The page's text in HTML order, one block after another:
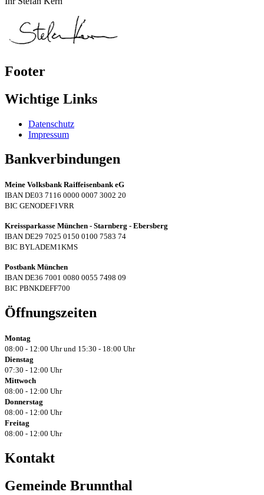
Footer
Wichtige Links
Datenschutz
Impressum
Bankverbindungen
Meine Volksbank Raiffeisenbank eG
IBAN DE03 7116 0000 0007 3002 20
BIC GENODEF1VRR
Kreissparkasse München - Starnberg - Ebersberg
IBAN DE29 7025 0150 0100 7583 74
BIC BYLADEM1KMS
Postbank München
IBAN DE36 7001 0080 0055 7498 09
BIC PBNKDEFF700
Öffnungszeiten
Montag
08:00 - 12:00 Uhr und 15:30 - 18:00 Uhr
Dienstag
07:30 - 12:00 Uhr
Mittwoch
08:00 - 12:00 Uhr
Donnerstag
08:00 - 12:00 Uhr
Freitag
08:00 - 12:00 Uhr
Kontakt
Gemeinde Brunnthal